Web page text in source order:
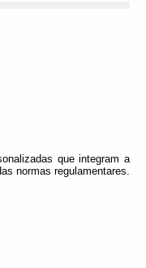
que integram a
normas regulamentares.